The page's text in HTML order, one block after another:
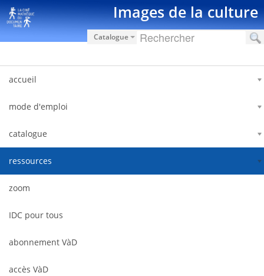
Saltar al contenido Images de la culture
Catalogue
accueil
mode d'emploi
catalogue
ressources
zoom
IDC pour tous
abonnement VàD
accès VàD